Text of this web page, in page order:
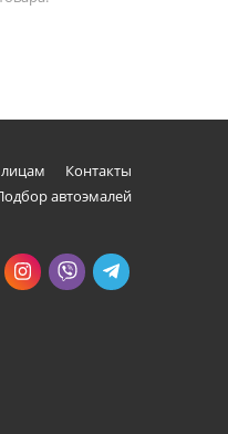
Контакты
автоэмалей